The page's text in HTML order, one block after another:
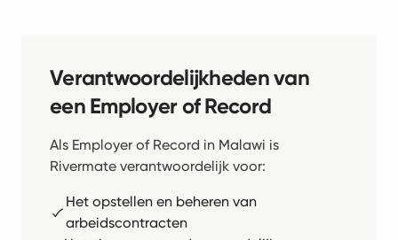
Verantwoordelijkheden van
een Employer of Record
Als Employer of Record in Malawi is
Rivermate verantwoordelijk voor:
Het opstellen en beheren van
arbeidscontracten